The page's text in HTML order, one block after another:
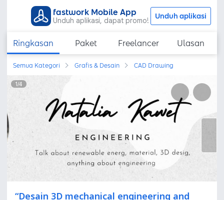
fastwork Mobile App
Unduh aplikasi, dapat promo! Unduh aplikasi
Ringkasan Paket Freelancer Ulasan
Semua Kategori Grafis & Desain CAD Drawing
1/4
“Desain 3D mechanical engineering and